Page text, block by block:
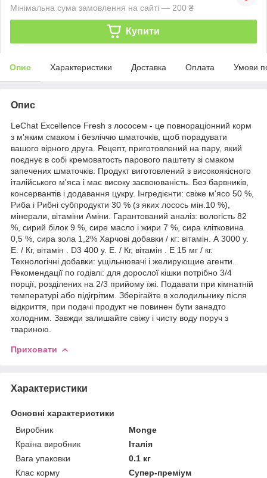
Мінімальна сума замовлення на сайті — 200 ₴
Купити
Опис Характеристики Доставка Оплата Умови
Опис
LeChat Excellence Fresh з лососем - це повнораціонний корм
з м'яким смаком і безліччю шматочків, щоб порадувати
вашого вірного друга. Рецепт, приготовлений на пару, який
поєднує в собі кремоватость парового паштету зі смаком
запечених шматочків. Продукт виготовлений з високоякісного
італійського м'яса і має високу засвоюваність. Без барвників,
консервантів і додавання цукру. Інгредієнти: свіже м'ясо 50 %,
Риба і Рибні субпродукти 30 % (з яких лосось мін.10 %),
мінерали, вітаміни Аміни. Гарантований аналіз: вологість 82
%, сирий білок 9 %, сире масло і жири 7 %, сира клітковина
0,5 %, сира зола 1,2% Харчові добавки / кг: вітамін. А 3000 у.
Е. / Кг, вітамін . D3 400 у. Е. / Кг, вітамін . Е 15 мг / кг.
Технологічні добавки: ущільнювачі і желирующие агенти.
Рекомендації по годівлі: для дорослої кішки потрібно 3/4
порції, розділених на 2/3 прийому їжі. Подавати при кімнатній
температурі або підігрітим. Зберігайте в холодильнику після
відкриття, при подачі продукт не повинен бути занадто
холодним. Завжди залишайте свіжу і чисту воду поруч з
твариною.
Приховати
Характеристики
Основні характеристики
Виробник
Monge
Країна виробник
Італія
Вага упаковки
0.1 кг
Клас корму
Супер-преміум